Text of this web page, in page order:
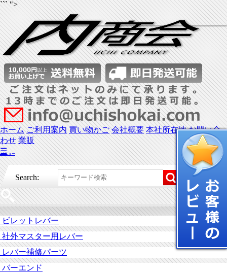
``` ">
ホーム ご利用案内 買い物かご 会社概要 本社所在地 お問い合
わせ 業販
☰
メニュー
Search:
ビレットレバー
社外マスター用レバー
レバー補修パーツ
バーエンド